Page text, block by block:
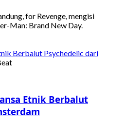
for Revenge, mengisi
Man: Brand New Day.
Berbalut Psychedelic dari
Etnik Berbalut